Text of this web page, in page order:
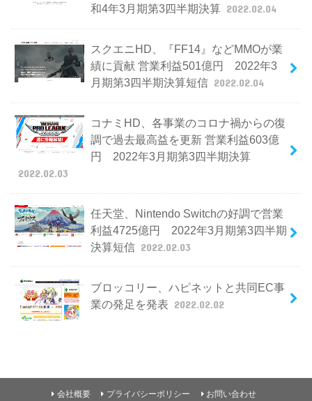
和4年3月期第3四半期決算 2022.02.04
スクエニHD、『FF14』などMMOが業
績に貢献 営業利益501億円 2022年3
月期第3四半期決算短信 2022.02.04
コナミHD、各事業のコロナ禍からの復
調で過去最高益を更新 営業利益603億
円 2022年3月期第3四半期決算
2022.02.03
任天堂、Nintendo Switchの好調で営業
利益4725億円 2022年3月期第3四半期
決算短信 2022.02.03
ブロッコリー、ハピネットと共同EC事
業の発足を発表 2022.02.02
会社概要 プライバシーポリシー お問い合わせ